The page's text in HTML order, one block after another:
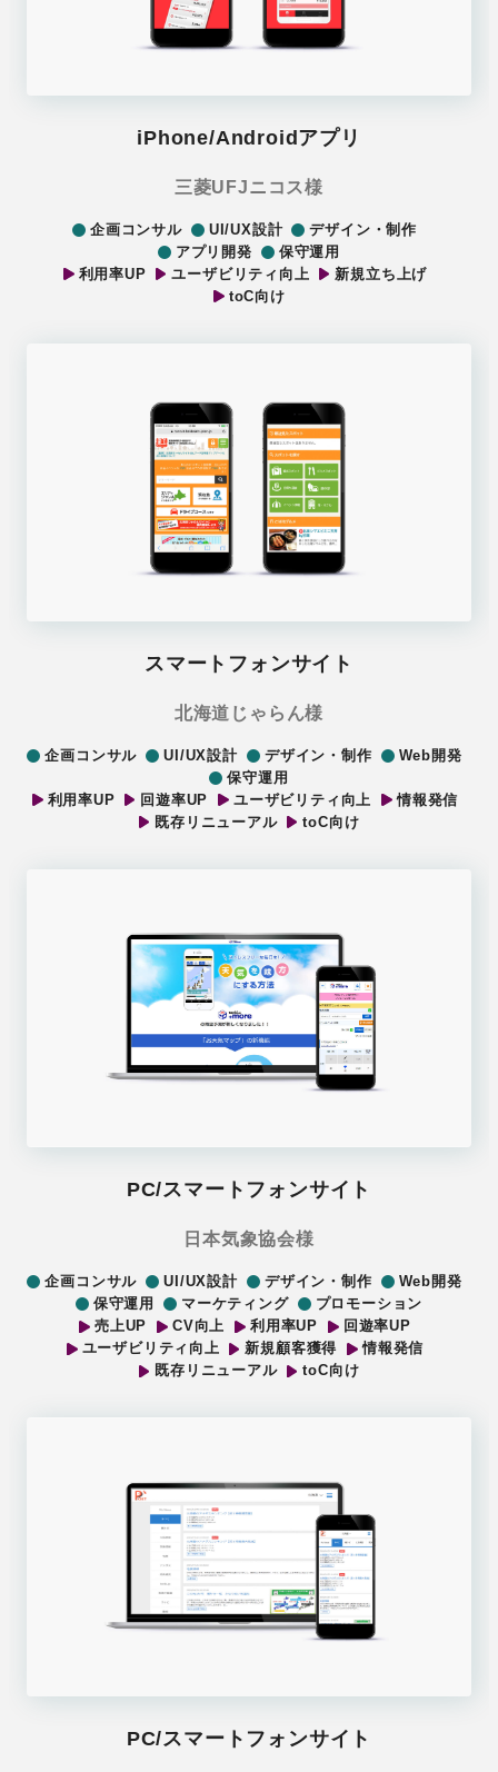
iPhone/Androidアプリ
三菱UFJニコス様
企画コンサル UI/UX設計
デザイン・制作
アプリ開発
保守運用
利用率UP
ユーザビリティ向上
新規立ち上げ
toC向け
スマートフォンサイト
北海道じゃらん様
企画コンサル UI/UX設計 デザイン・制作
Web開発
保守運用
利用率UP
回遊率UP ユーザビリティ向上
情報発信
既存リニューアル
toC向け
PC/スマートフォンサイト
日本気象協会様
企画コンサル UI/UX設計 デザイン・制作
Web開発
保守運用
マーケティング
プロモーション
売上UP
CV向上 利用率UP
回遊率UP
ユーザビリティ向上
新規顧客獲得
情報発信
既存リニューアル
toC向け
PC/スマートフォンサイト